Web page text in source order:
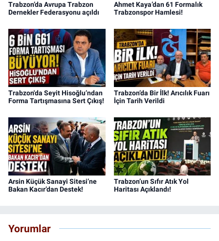
Trabzon’da Avrupa Trabzon
Dernekler Federasyonu açıldı
Ahmet Kaya’dan 61 Formalık
Trabzonspor Hamlesi!
Trabzon'da Seyit Hisoğlu’ndan
Forma Tartışmasına Sert Çıkış!
Trabzon’da Bir İlk! Arıcılık Fuarı
İçin Tarih Verildi
Arsin Küçük Sanayi Sitesi’ne
Bakan Kacır’dan Destek!
Trabzon’un Sıfır Atık Yol
Haritası Açıklandı!
Yorumlar